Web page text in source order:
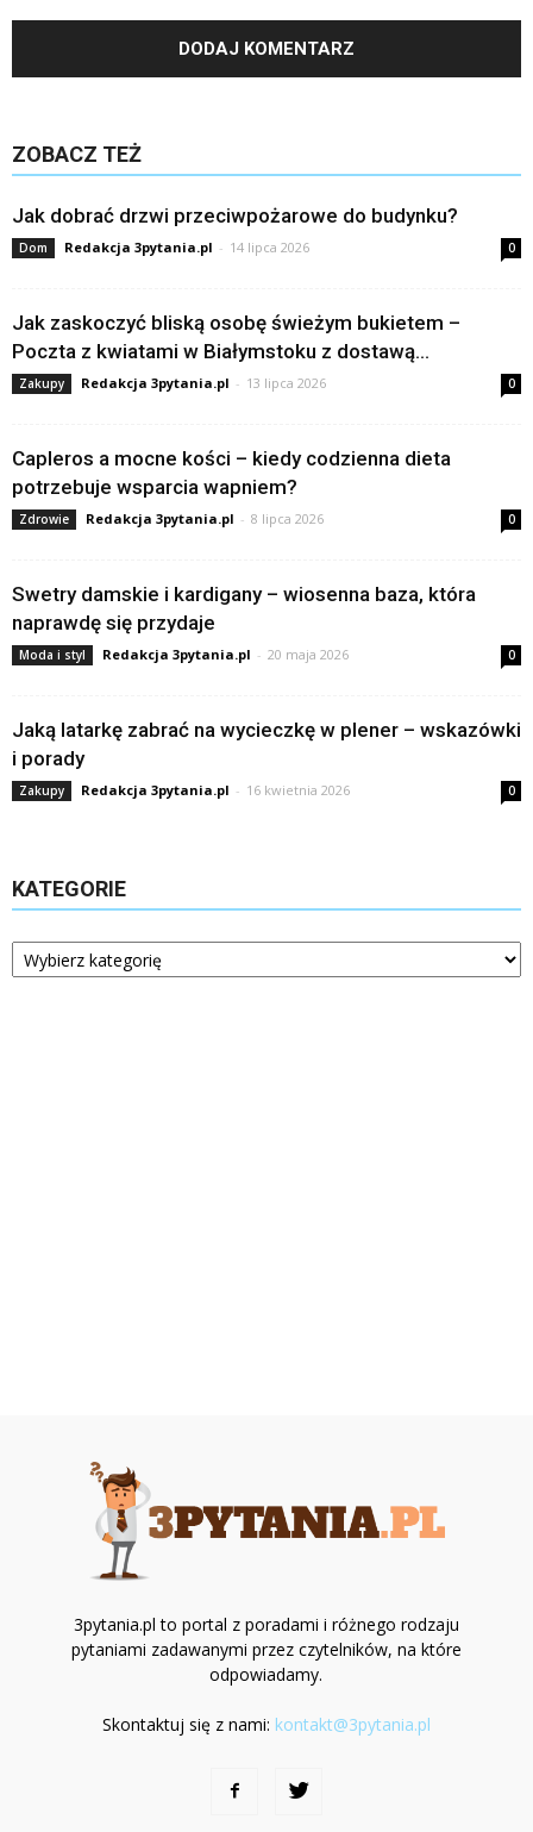
ZOBACZ TEŻ
Jak dobrać drzwi przeciwpożarowe do budynku?
Dom Redakcja 3pytania.pl - 14 lipca 2026 0
Jak zaskoczyć bliską osobę świeżym bukietem –
Poczta z kwiatami w Białymstoku z dostawą...
Zakupy Redakcja 3pytania.pl - 13 lipca 2026 0
Capleros a mocne kości – kiedy codzienna dieta
potrzebuje wsparcia wapniem?
Zdrowie Redakcja 3pytania.pl - 8 lipca 2026 0
Swetry damskie i kardigany – wiosenna baza, która
naprawdę się przydaje
Moda i styl Redakcja 3pytania.pl - 20 maja 2026 0
Jaką latarkę zabrać na wycieczkę w plener – wskazówki
i porady
Zakupy Redakcja 3pytania.pl - 16 kwietnia 2026 0
KATEGORIE
Kategorie
3pytania.pl to portal z poradami i różnego rodzaju
pytaniami zadawanymi przez czytelników, na które
odpowiadamy.
Skontaktuj się z nami: kontakt@3pytania.pl